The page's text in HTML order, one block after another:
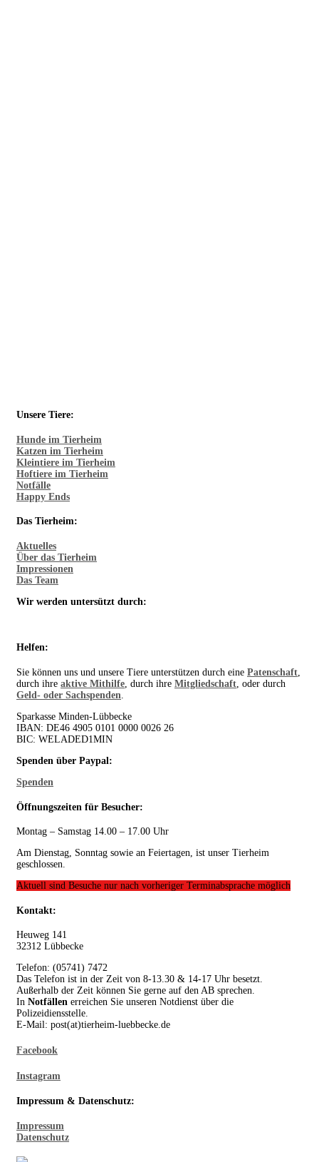
Unsere Tiere:
Hunde im Tierheim
Katzen im Tierheim
Kleintiere im Tierheim
Hoftiere im Tierheim
Notfälle
Happy Ends
Das Tierheim:
Aktuelles
Über das Tierheim
Impressionen
Das Team
Wir werden untersützt durch:
Helfen:
Sie können uns und unsere Tiere unterstützen durch eine Patenschaft
durch ihre aktive Mithilfe , durch ihre Mitgliedschaft , oder durch
Geld- oder Sachspenden
Sparkasse Minden-Lübbecke
IBAN: DE46 4905 0101 0000 0026 26
BIC: WELADED1MIN
Spenden über Paypal:
Spenden
Öffnungszeiten für Besucher:
Montag – Samstag 14.00 – 17.00 Uhr
Am Dienstag, Sonntag sowie an Feiertagen, ist unser Tierheim
geschlossen.
Aktuell sind Besuche nur nach vorheriger Terminabsprache möglich
Kontakt:
Heuweg 141
32312 Lübbecke
Telefon: (05741) 7472
Das Telefon ist in der Zeit von 8-13.30 & 14-17 Uhr besetzt.
Außerhalb der Zeit können Sie gerne auf den AB sprechen.
In Notfällen erreichen Sie unseren Notdienst über die
Polizeidiensstelle.
E-Mail: post(at)tierheim-luebbecke.de
Facebook
Instagram
Impressum & Datenschutz:
Impressum
Datenschutz